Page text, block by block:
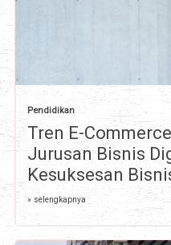
Pendidikan
Tren E-
Jurusan Bisnis
Kesuksesan
» selengkapnya